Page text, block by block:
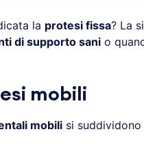
la protesi fissa? La
di supporto sani o
mobili
mobili si suddividono